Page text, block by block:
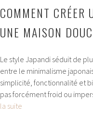
France
?
COMMENT
UNE MAISON
Le style Japandi séduit de
entre le minimalisme
simplicité, fonctionnalité et
pas forcément froid ou
la suite